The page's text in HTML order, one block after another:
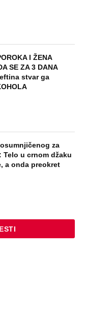
I ŽENA
SE ZA 3 DANA
stvar ga
za
u crnom džaku
a onda preokret